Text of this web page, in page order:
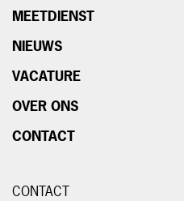
MEETDIENST
NIEUWS
VACATURE
OVER ONS
CONTACT
CONTACT